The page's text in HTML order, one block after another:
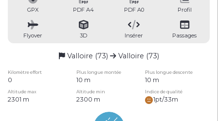
GPX PDF A4 PDF A0 Profil
Flyover 3D Insérer Passages
Valloire (73) Valloire (73)
Kilomètre effort Plus longue montée Plus longue descente
0 10 m 10 m
Altitude max Altitude min Indice de qualité
2301 m 2300 m 1pt/33m